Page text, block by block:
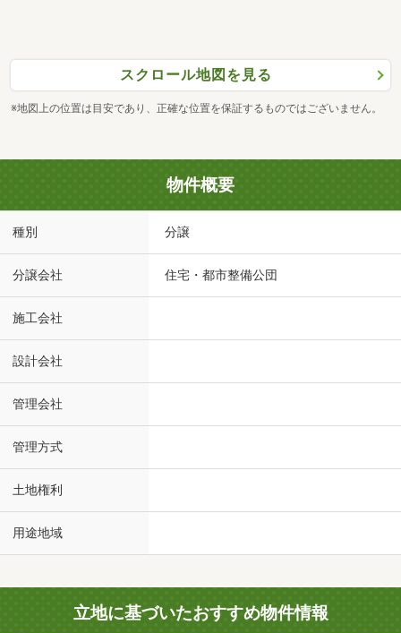
スクロール地図を見る
※地図上の位置は目安であり、正確な位置を保証するものではございません。
物件概要
種別 分譲
分譲会社 住宅・都市整備公団
施工会社
設計会社
管理会社
管理方式
土地権利
用途地域
立地に基づいたおすすめ物件情報